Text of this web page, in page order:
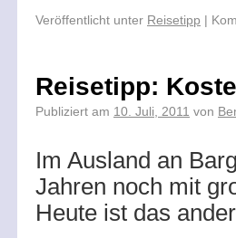
Veröffentlicht unter Reisetipp |
Reisetipp:
Publiziert am 10. Juli, 2011 von
Im Ausland an
Jahren noch mit
Heute ist das